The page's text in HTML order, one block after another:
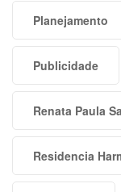
Planejamento
Publicidade
Renata Paula
Residencia